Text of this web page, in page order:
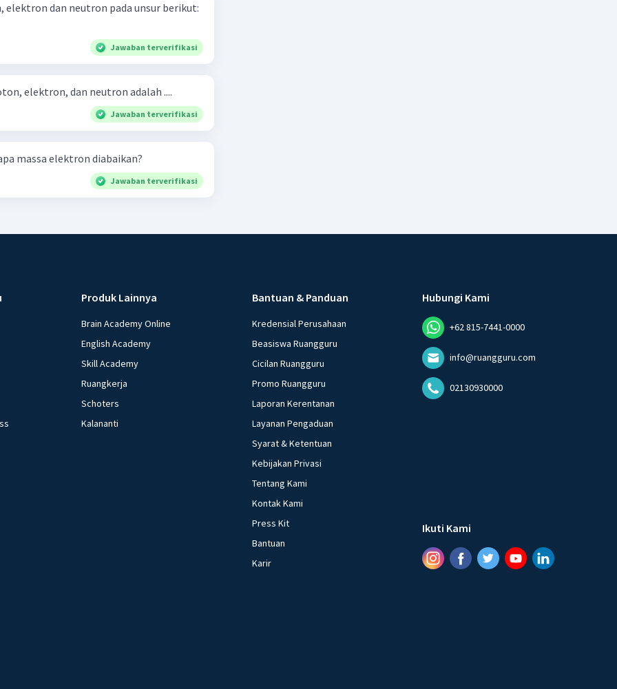
dan neutron pada unsur berikut:
Jawaban terverifikasi
elektron, dan neutron adalah ....
Jawaban terverifikasi
b. mengapa massa elektron diabaikan?
Jawaban terverifikasi
Produk Lainnya
Brain Academy Online
English Academy
Skill Academy
Ruangkerja
Schoters
Kalananti
Bantuan & Panduan
Kredensial Perusahaan
Beasiswa Ruangguru
Cicilan Ruangguru
Promo Ruangguru
Laporan Kerentanan
Layanan Pengaduan
Syarat & Ketentuan
Kebijakan Privasi
Tentang Kami
Kontak Kami
Press Kit
Bantuan
Karir
Hubungi Kami
+62 815-7441-0000
info@ruangguru.com
02130930000
Ikuti Kami